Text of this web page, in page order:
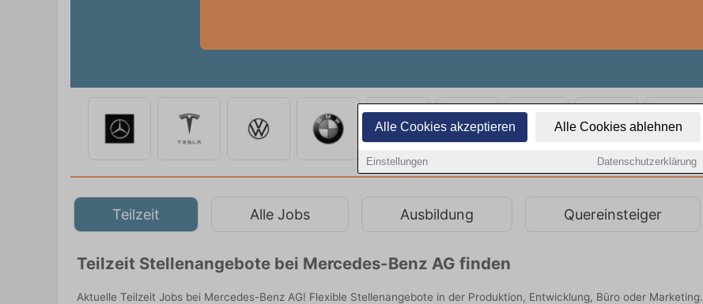
Alle Cookies akzeptieren Alle Cookies ablehnen
Einstellungen Datenschutzerklärung
Teilzeit Alle Jobs Ausbildung Quereinsteiger
Teilzeit Stellenangebote bei Mercedes-Benz AG finden
Aktuelle Teilzeit Jobs bei Mercedes-Benz AG! Flexible Stellenangebote in der Produktion, Entwicklung, Büro oder Marketing.